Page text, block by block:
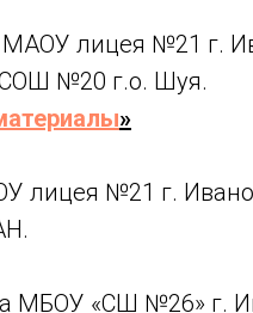
лицея №21 г.
№20 г.о. Шуя.
»
лицея №21 г.
МБОУ «СШ №26» г.